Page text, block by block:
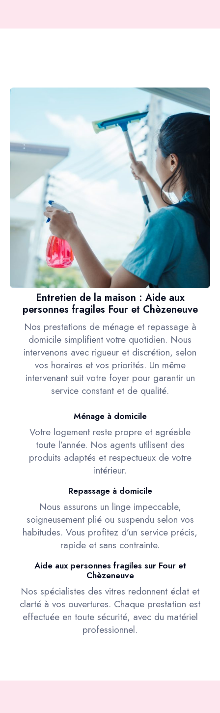
Entretien de la maison : Aide aux
personnes fragiles Four et Chèzeneuve
Nos prestations de ménage et repassage à
domicile simplifient votre quotidien. Nous
intervenons avec rigueur et discrétion, selon
vos horaires et vos priorités. Un même
intervenant suit votre foyer pour garantir un
service constant et de qualité.
Ménage à domicile
Votre logement reste propre et agréable
toute l’année. Nos agents utilisent des
produits adaptés et respectueux de votre
intérieur.
Repassage à domicile
Nous assurons un linge impeccable,
soigneusement plié ou suspendu selon vos
habitudes. Vous profitez d’un service précis,
rapide et sans contrainte.
Aide aux personnes fragiles sur Four et
Chèzeneuve
Nos spécialistes des vitres redonnent éclat et
clarté à vos ouvertures. Chaque prestation est
effectuée en toute sécurité, avec du matériel
professionnel.